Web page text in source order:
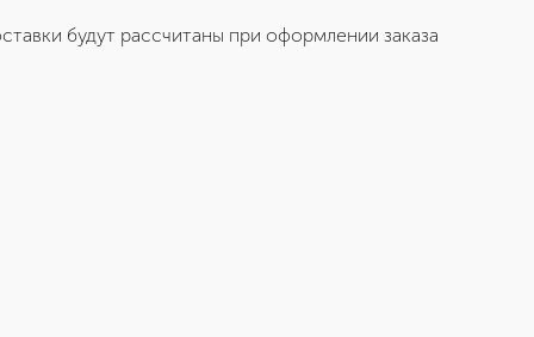
будут рассчитаны при оформлении заказа